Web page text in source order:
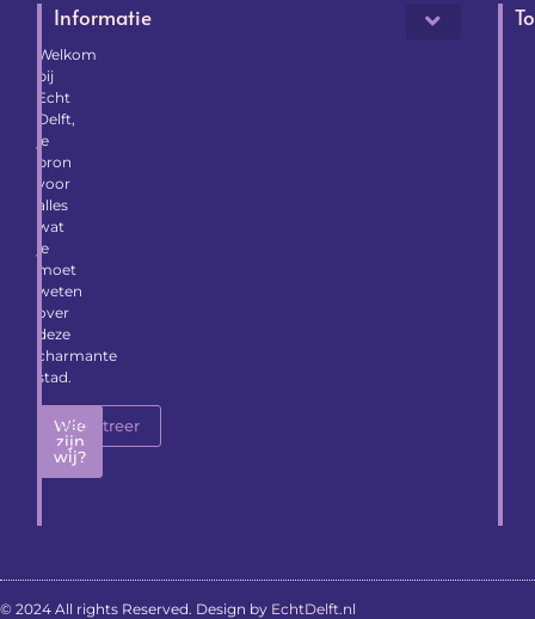
Welkom
bij
Echt
Delft,
je
bron
voor
alles
wat
je
moet
weten
over
deze
charmante
stad.
Wie
zijn
wij?
Registreer
Informatie
© 2024 All rights Reserved. Design by EchtDelft.nl